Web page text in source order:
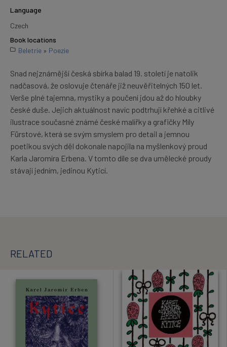
Language
Czech
Book locations
Beletrie » Poezie
Snad nejznámější česká sbírka balad 19. století je natolik
nadčasová, že oslovuje čtenáře již neuvěřitelných 150 let.
Verše plné tajemna, mystiky a poučení jdou až do hloubky
české duše. Jejich aktuálnost navíc podtrhují křehké a citlivé
ilustrace současné známé české malířky a grafičky Míly
Fürstové, která se svým smyslem pro detail a jemnou
poetikou svých děl dokonale napojila na myšlenkový proud
Karla Jaromíra Erbena. V tomto díle se dva umělecké proudy
stávají jedním, jedinou Kyticí.
RELATED